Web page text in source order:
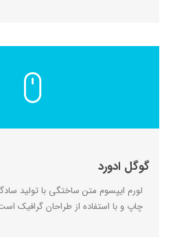
گوگل ادورد
لورم ایپسوم متن ساختگی با تولید
چاپ و با استفاده از طراحان گرافیک